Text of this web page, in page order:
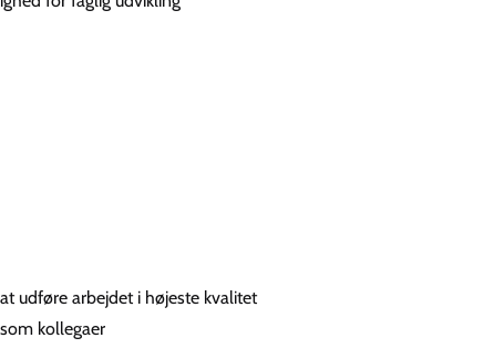
udføre arbejdet i højeste kvalitet
kollegaer